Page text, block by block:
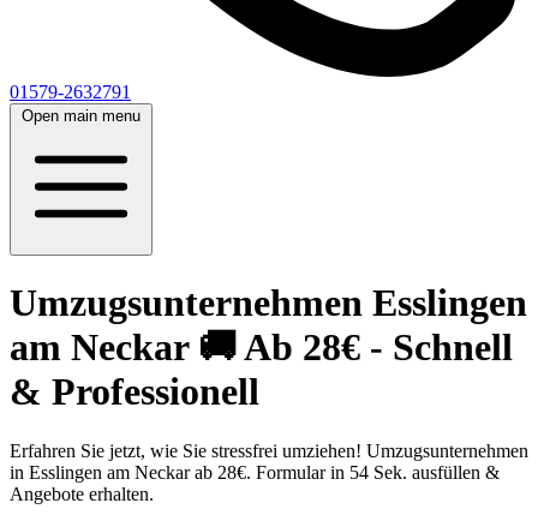
01579-2632791
Open main menu
Umzugsunternehmen Esslingen
am Neckar 🚚 Ab 28€ - Schnell
& Professionell
Erfahren Sie jetzt, wie Sie stressfrei umziehen! Umzugsunternehmen
in Esslingen am Neckar ab 28€. Formular in 54 Sek. ausfüllen &
Angebote erhalten.